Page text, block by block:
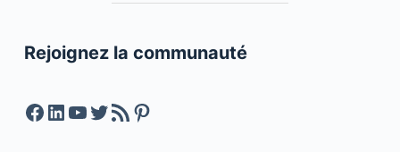
Rejoignez la communauté
Facebook
LinkedIn
YouTube
Twitter
Feed RSSPinterest